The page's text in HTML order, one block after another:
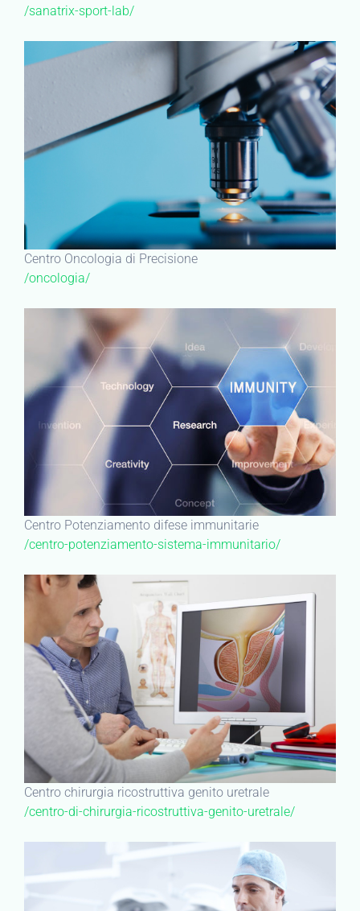
/sanatrix-sport-lab/
Centro Oncologia di Precisione
/oncologia/
Centro Potenziamento difese immunitarie
/centro-potenziamento-sistema-immunitario/
Centro chirurgia ricostruttiva genito uretrale
/centro-di-chirurgia-ricostruttiva-genito-uretrale/